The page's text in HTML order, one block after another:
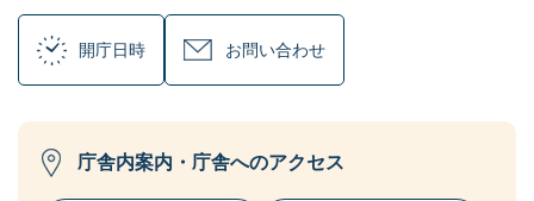
開庁日時 お問い合わせ
庁舎内案内・庁舎へのアクセス